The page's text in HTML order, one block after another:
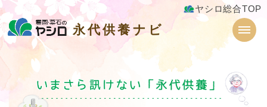
ヤシロ総合TOP
永代供養ナビ
永代供養ナビ